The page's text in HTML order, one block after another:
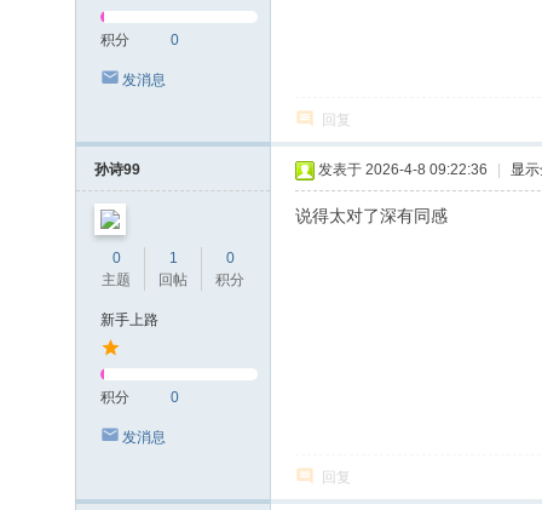
积分 0
发消息
回复
孙诗99
0
主题
1
回帖
0
积分
新手上路
积分 0
发消息
发表于 2026-4-8 09:22:36 显
说得太对了深有同感
回复